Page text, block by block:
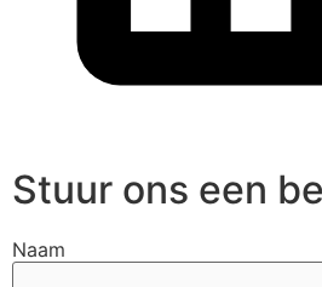
Stuur ons een
Naam